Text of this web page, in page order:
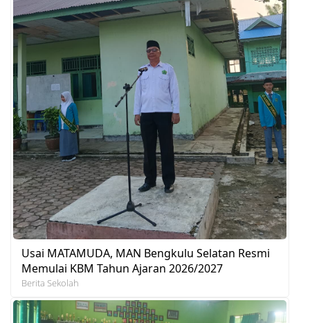
Usai MATAMUDA, MAN Bengkulu Selatan Resmi
Memulai KBM Tahun Ajaran 2026/2027
Berita Sekolah